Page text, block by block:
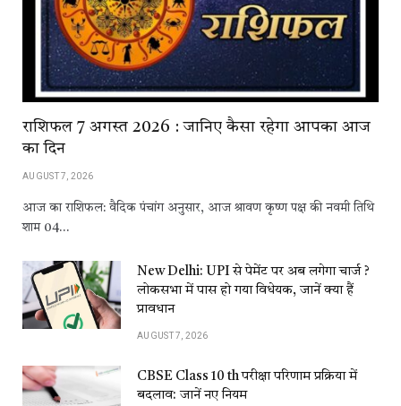
राशिफल 7 अगस्त 2026 : जानिए कैसा रहेगा आपका आज
का दिन
AUGUST 7, 2026
आज का राशिफल: वैदिक पंचांग अनुसार, आज श्रावण कृष्ण पक्ष की नवमी तिथि
शाम 04…
New Delhi: UPI से पेमेंट पर अब लगेगा चार्ज ?
लोकसभा में पास हो गया विधेयक, जानें क्या हैं
प्रावधान
AUGUST 7, 2026
CBSE Class 10 th परीक्षा परिणाम प्रक्रिया में
बदलाव: जानें नए नियम